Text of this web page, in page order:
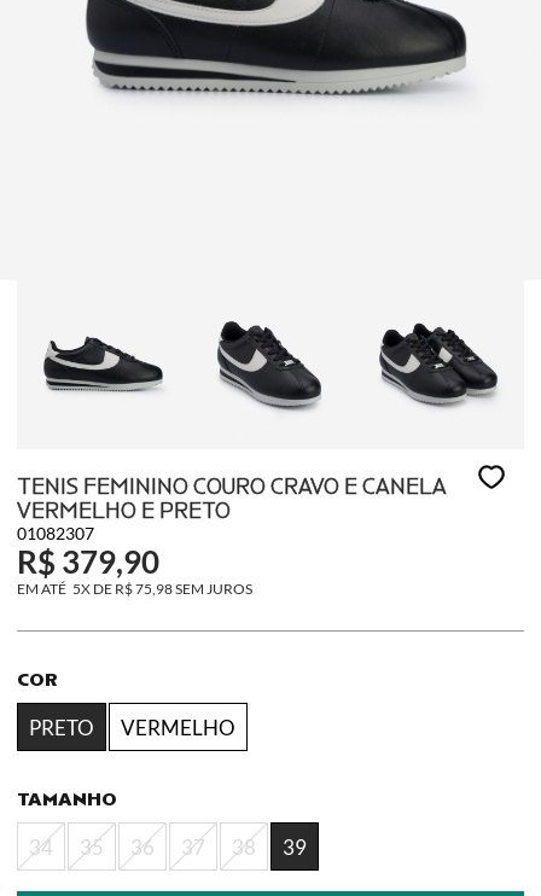
TENIS FEMININO COURO CRAVO E CANELA
VERMELHO E PRETO
01082307
R$ 379,90
5X DE R$ 75,98SEM JUROS
COR
PRETO VERMELHO
TAMANHO
34 35 36 37 38 39